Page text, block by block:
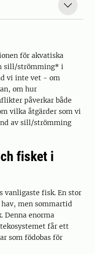
för akvatiska
sill/strömming* i
vi inte vet - om
om hur
påverkar både
vilka åtgärder som vi
av sill/strömming
fisket i
vanligaste fisk. En stor
men sommartid
Denna enorma
får ett
som födobas för